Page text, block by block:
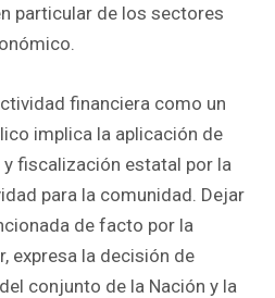
particular de los sectores
financiera como un
implica la aplicación de
fiscalización estatal por la
para la comunidad. Dejar
de facto por la
expresa la decisión de
conjunto de la Nación y la